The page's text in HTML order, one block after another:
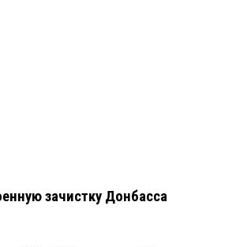
зачистку Донбасса